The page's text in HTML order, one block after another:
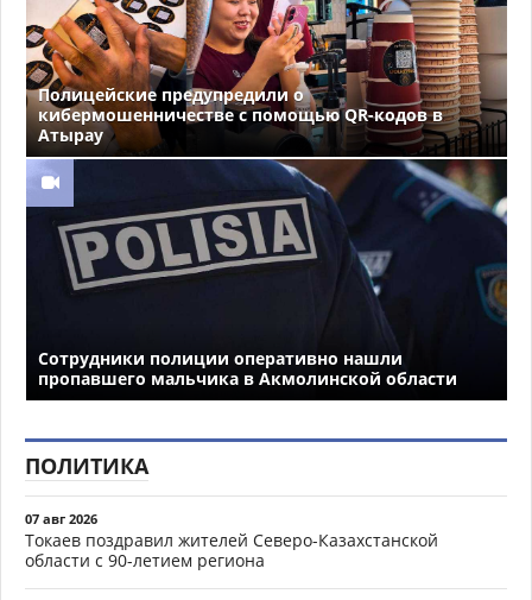
Полицейские предупредили о
кибермошенничестве с помощью QR-кодов в
Атырау
Сотрудники полиции оперативно нашли
пропавшего мальчика в Акмолинской области
ПОЛИТИКА
07 авг 2026
Токаев поздравил жителей Северо-Казахстанской
области с 90-летием региона